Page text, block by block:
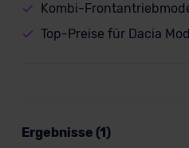
Kombi-
Top-Preise für Dacia
Ergebnisse (1)